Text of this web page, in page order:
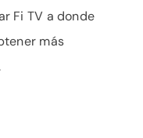
Fi TV a donde
más